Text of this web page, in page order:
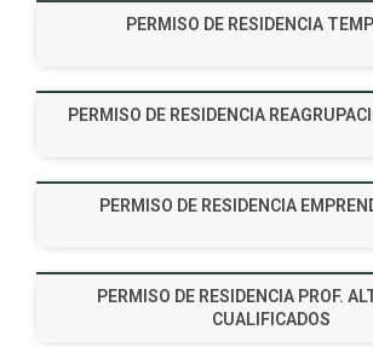
PERMISO DE RESIDENCIA
PERMISO DE RESIDENCIA
PERMISO DE RESIDENCIA
PERMISO DE RESIDENCIA PROF.
CUALIFICADOS